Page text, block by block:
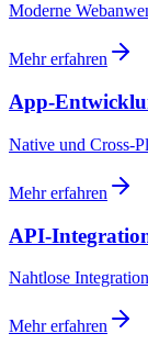
Moderne
Mehr erfahren
App-
Native und Cross-
Mehr erfahren
API-
Nahtlose
Mehr erfahren